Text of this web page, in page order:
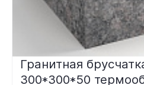
Гранитная
300*300*50